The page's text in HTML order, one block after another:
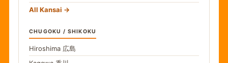
All Kansai
CHUGOKU / SHIKOKU
Hiroshima 広島